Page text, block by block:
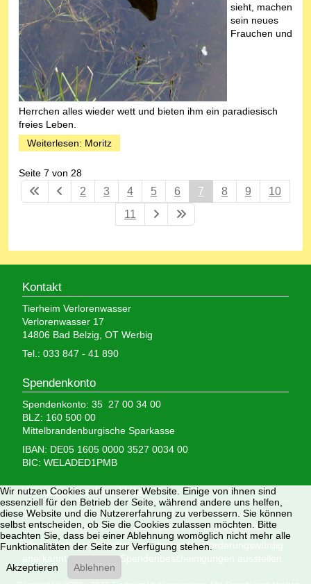
sieht, machen
sein neues
Frauchen und
Herrchen alles wieder wett und bieten ihm ein paradiesisch
freies Leben.
Weiterlesen: Moritz
Seite 7 von 28
2 3 4 5 6 7 8 9
10
11
Kontakt
Tierheim Verlorenwasser
Verlorenwasser 17
14806 Bad Belzig, OT Werbig
Tel.: 033 847 - 41 890
Spendenkonto
Spendenkonto: 35 27 00 34 00
BLZ: 160 500 00
Mittelbrandenburgische Sparkasse
IBAN: DE05 1605 0000 3527 0034 00
BIC: WELADED1PMB
Wir brauchen Ihre Hilfe,
denn wir erhalten keinerlei staatliche Hilfe, sondern
finanzieren das Tierheim aus Spenden und Erbschaften.
Wir sind als gemeinnützig und besonders förderungswürdig
anerkannt und dürfen Spendenbescheinigungen ausstellen.
Wir nutzen Cookies auf unserer Website. Einige von ihnen sind
essenziell für den Betrieb der Seite, während andere uns helfen,
diese Website und die Nutzererfahrung zu verbessern. Sie können
selbst entscheiden, ob Sie die Cookies zulassen möchten. Bitte
beachten Sie, dass bei einer Ablehnung womöglich nicht mehr alle
Funktionalitäten der Seite zur Verfügung stehen.
Akzeptieren
Ablehnen